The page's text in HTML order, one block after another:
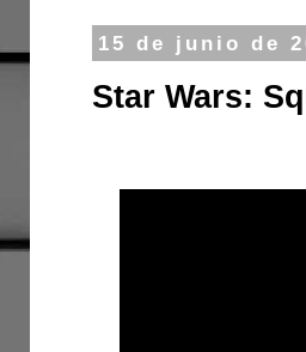
15 de junio de
Star Wars: